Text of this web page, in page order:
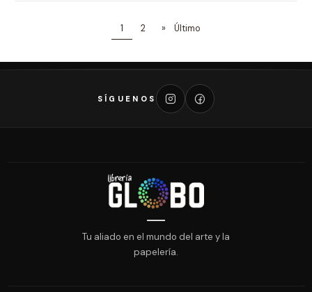
1 2 » Último
SÍGUENOS
Tu aliado en el mundo del arte y la
papelería.